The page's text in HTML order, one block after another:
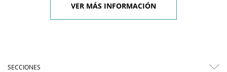
VER MÁS INFORMACIÓN
SECCIONES